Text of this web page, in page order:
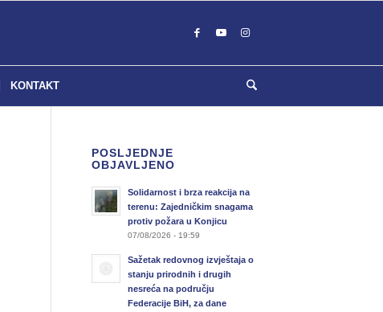
KONTAKT
POSLJEDNJE
OBJAVLJENO
Solidarnost i brza reakcija na
terenu: Zajedničkim snagama
protiv požara u Konjicu
07/08/2026 - 19:59
Sažetak redovnog izvještaja o
stanju prirodnih i drugih
nesreća na području
Federacije BiH, za dane